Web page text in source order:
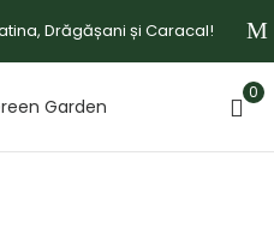
Drăgășani și Caracal!
0